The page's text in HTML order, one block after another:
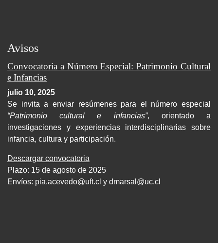
Avisos
Convocatoria a Número Especial: Patrimonio Cultural
e Infancias
julio 10, 2025
Se invita a enviar resúmenes para el número especial
“Patrimonio cultural e infancias”, orientado a
investigaciones y experiencias interdisciplinarias sobre
infancia, cultura y participación.
Descargar convocatoria
Plazo: 15 de agosto de 2025
Envíos: pia.acevedo@uft.cl y dmarsal@uc.cl